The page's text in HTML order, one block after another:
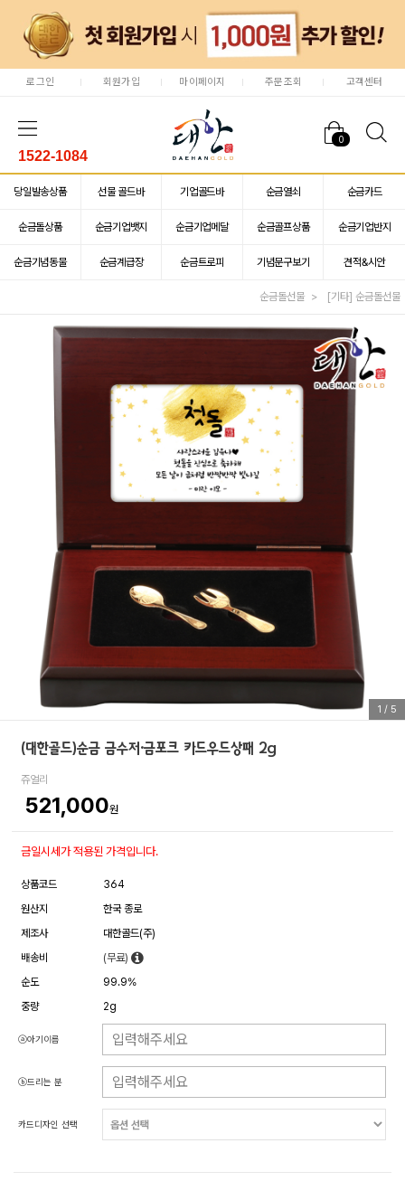
로그인 회원가입 마이페이지 주문조회 고객센터
0
1522-1084
당일발송상품 선물 골드바 기업골드바 순금열쇠 순금카드
순금돌상품 순금기업뱃지 순금기업메달 순금골프상품 순금기업반지
순금기념동물 순금계급장 순금트로피 기념문구보기 견적&시안
순금돌선물 [기타] 순금돌선물
1 / 5
(대한골드)순금 금수저·금포크 카드우드상패 2g
쥬얼리
521,000원
금일시세가 적용된 가격입니다.
상품코드
364
원산지
한국 종로
제조사
대한골드(주)
배송비
(무료)
순도
99.9%
중량
2g
ⓐ아기이름
ⓑ드리는 분
카드디자인 선택